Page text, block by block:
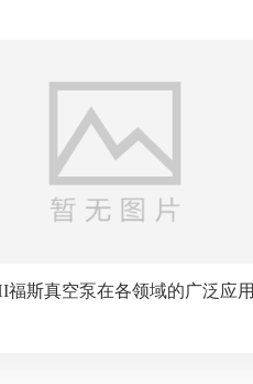
福斯真空泵在各领域的广泛应用